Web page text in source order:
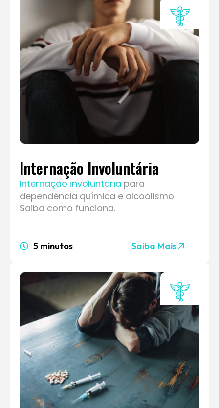
Internação Involuntária
Internação involuntária para
dependência química e alcoolismo.
Saiba como funciona.
5 minutos Saiba Mais